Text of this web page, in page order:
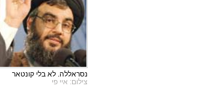
נסראללה. לא בלי קונטאר
צילום: איי פי